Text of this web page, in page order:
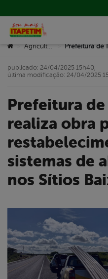
Você está aqui:
> Agricultura >
Prefeitura de Itapetim
realiza obra
sistemas de
nos Sítios
publicado: 24/04/2025 15h40,
última modificação: 24/04/2025